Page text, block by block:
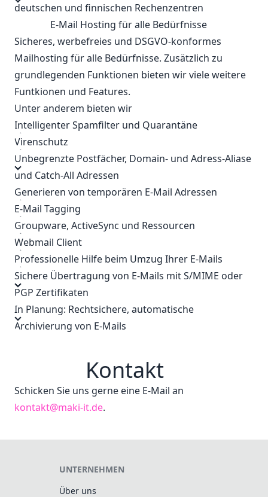
deutschen und finnischen Rechenzentren
E-Mail Hosting für alle Bedürfnisse
Sicheres, werbefreies und DSGVO-konformes
Mailhosting für alle Bedürfnisse. Zusätzlich zu
grundlegenden Funktionen bieten wir viele weitere
Funtkionen und Features.
Unter anderem bieten wir
Intelligenter Spamfilter und Quarantäne
Virenschutz
Unbegrenzte Postfächer, Domain- und Adress-Aliase
und Catch-All Adressen
Generieren von temporären E-Mail Adressen
E-Mail Tagging
Groupware, ActiveSync und Ressourcen
Webmail Client
Professionelle Hilfe beim Umzug Ihrer E-Mails
Sichere Übertragung von E-Mails mit S/MIME oder
PGP Zertifikaten
In Planung: Rechtsichere, automatische
Archivierung von E-Mails
Kontakt
Schicken Sie uns gerne eine E-Mail an
kontakt@maki-it.de.
UNTERNEHMEN
Über uns